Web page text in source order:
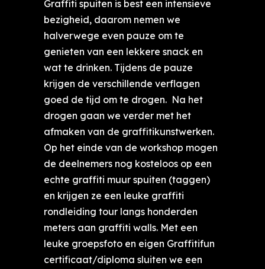
Graffiti spuiten is best een intensieve
bezigheid, daarom nemen we
halverwege even pauze om te
genieten van een lekkere snack en
wat te drinken. Tijdens de pauze
krijgen de verschillende verflagen
goed de tijd om te drogen. Na het
drogen gaan we verder met het
afmaken van de graffitikunstwerken.
Op het einde van de workshop mogen
de deelnemers nog kosteloos op een
echte graffiti muur spuiten (taggen)
en krijgen ze een leuke graffiti
rondleiding tour langs honderden
meters aan graffiti walls. Met een
leuke groepsfoto en eigen Graffitifun
certificaat/diploma sluiten we een